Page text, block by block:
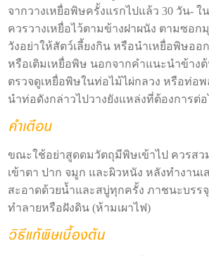
จากวางเหยื่อพิษครั้งแรกไปแล้ว 30 วัน- ใ
ควรวางเหยื่อไว้ตามข้างฝาผนัง ตามซอ
วังอย่าให้สัตว์เลี้ยงกิน หรือนำเหยื่อพิษออ
หรือเติมเหยื่อพิษ นอกจากคำแนะนำข้าง
ตรวจดูเหยื่อพิษในท่อไม้ไผ่กลวง หรือท่อ
นำท่อดังกล่าวไปวางยังแหล่งที่ต้องการต่อ
ขณะใช้อย่าสูดดมวัตถุมีพิษเข้าไป ควรสว
เข้าตา ปาก จมูก และผิวหนัง หลังทำงานเ
สะอาดด้วยน้ำและสบู่ทุกครั้ง ภาชนะบรร
ทำลายหรือฝังดิน (ห้ามเผาไฟ)